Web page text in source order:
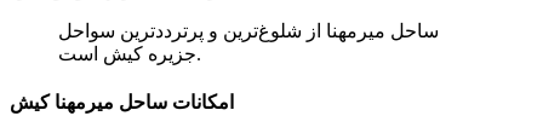
ساحل میرمهنا از شلوغ‌ترین و پرترددترین سواحل
جزیره کیش است.
امکانات ساحل میرمهنا کیش